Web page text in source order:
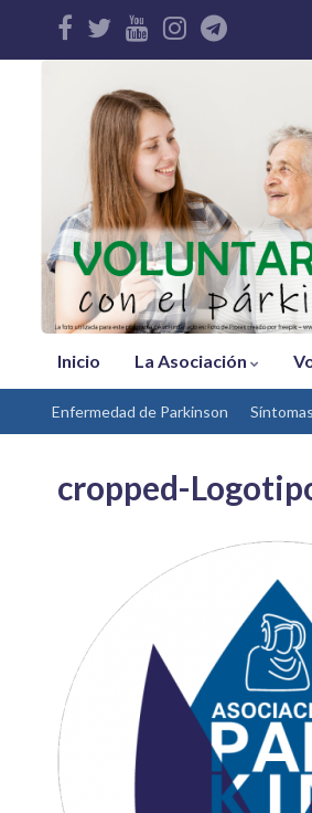
Inicio La Asociación
Enfermedad de Parkinson Síntomas
cropped-